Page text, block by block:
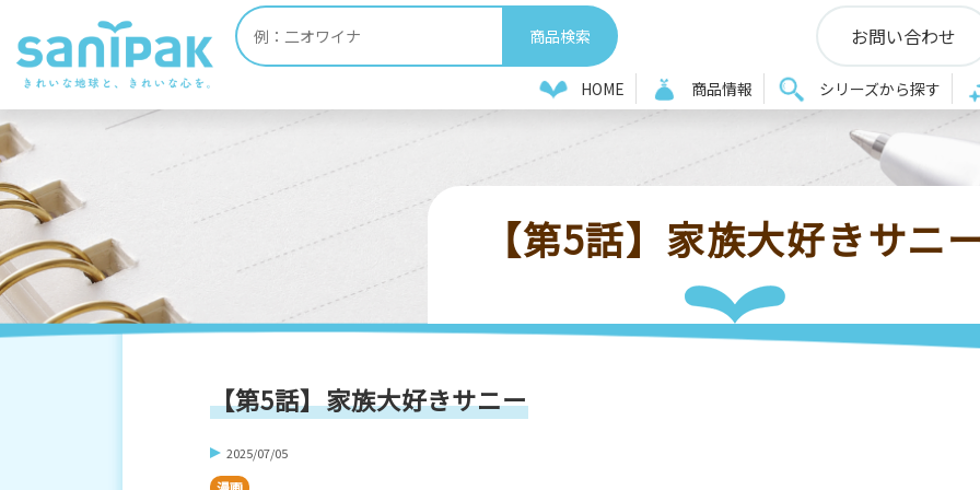
HOME 商品情報 シリーズから探す
お問い合わせ
HOME 【第5話】家族大好きサニー
【第5話】家族大好きサニ
【第5話】家族大好きサニー
2025/07/05